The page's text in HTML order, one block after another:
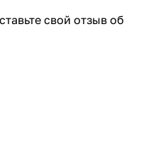
свой отзыв об